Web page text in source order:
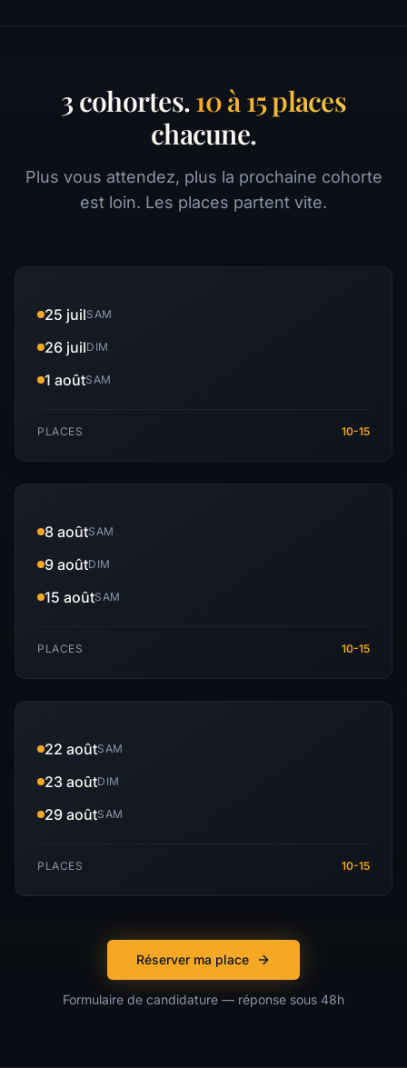
3 cohortes.10 à 15 places
chacune.
Plus vous attendez, plus la prochaine cohorte
est loin. Les places partent vite.
25 juilSAM
26 juilDIM
1 aoûtSAM
PLACES 10-15
8 aoûtSAM
9 aoûtDIM
15 aoûtSAM
PLACES 10-15
22 aoûtSAM
23 aoûtDIM
29 aoûtSAM
PLACES 10-15
Réserver ma place
Formulaire de candidature — réponse sous 48h